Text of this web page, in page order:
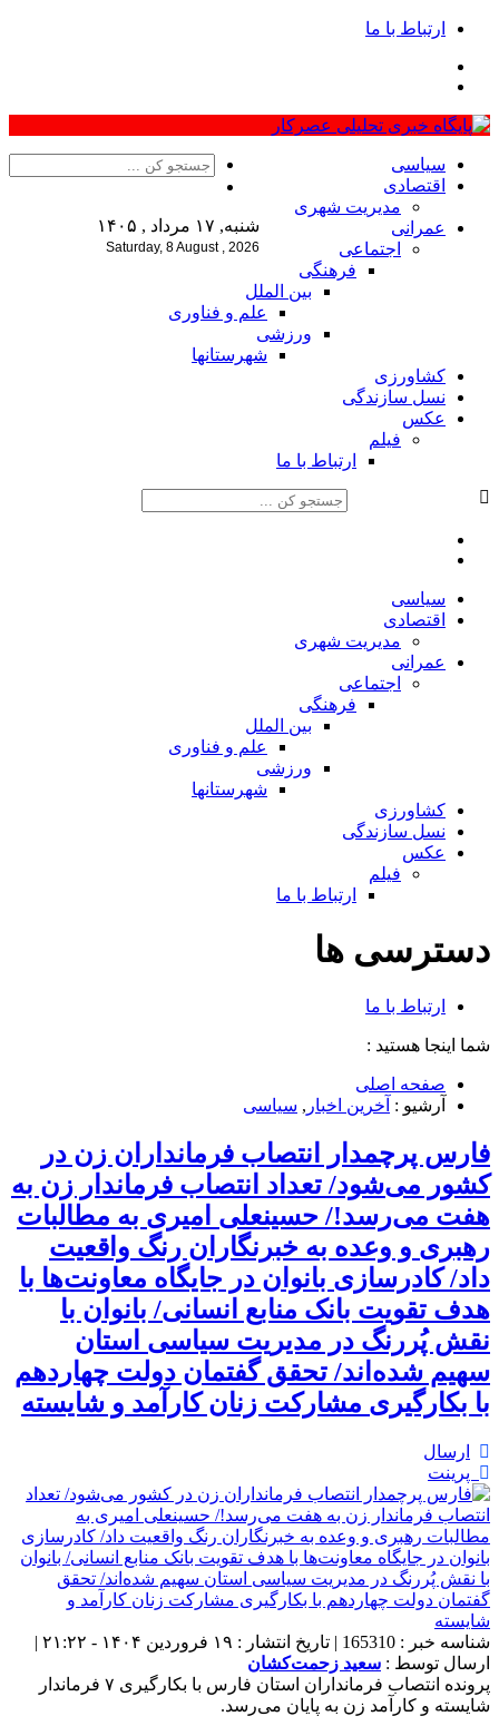
ارتباط با ما
شنبه, ۱۷ مرداد , ۱۴۰۵
Saturday, 8 August , 2026
سیاسی
اقتصادی
مدیریت شهری
عمرانی
اجتماعی
فرهنگی
بین الملل
علم و فناوری
ورزشی
شهرستانها
کشاورزی
نسل سازندگی
عکس
فیلم
ارتباط با ما
سیاسی
اقتصادی
مدیریت شهری
عمرانی
اجتماعی
فرهنگی
بین الملل
علم و فناوری
ورزشی
شهرستانها
کشاورزی
نسل سازندگی
عکس
فیلم
ارتباط با ما
دسترسی ها
ارتباط با ما
شما اینجا هستید :
صفحه اصلی
آرشیو : آخرین اخبار , سیاسی
فارس پرچمدار انتصاب فرمانداران زن در
کشور می‌شود/ تعداد انتصاب فرماندار زن به
هفت می‌رسد!/ حسینعلی امیری به مطالبات
رهبری و وعده به خبرنگاران رنگ واقعیت
داد/ کادرسازی بانوان در جایگاه معاونت‌ها با
هدف تقویت بانک منابع انسانی/ بانوان با
نقش پُررنگ در مدیریت سیاسی استان
سهیم شد‌ه‌اند/ تحقق گفتمان دولت چهاردهم
با بکارگیری مشارکت زنان کارآمد و شایسته
ارسال
پرینت
شناسه خبر : 165310 | تاریخ انتشار : ۱۹ فروردین ۱۴۰۴ - ۲۱:۲۲ |
ارسال توسط : سعید زحمت‌کشان
پرونده انتصاب فرمانداران استان فارس با بکارگیری ۷ فرماندار
شایسته و کارآمد زن به پایان می‌رسد.